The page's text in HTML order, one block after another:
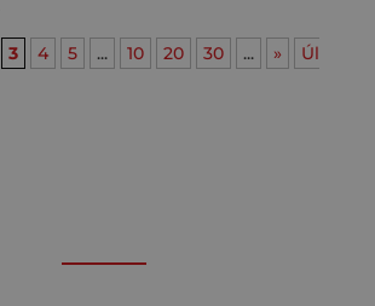
3 4 5 ... 10 20 30 ... »
Úl